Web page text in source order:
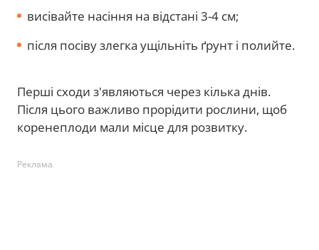
висівайте насіння на відстані 3-4 см;
після посіву злегка ущільніть ґрунт і полийте.
Перші сходи з'являються через кілька днів.
Після цього важливо прорідити рослини, щоб
коренеплоди мали місце для розвитку.
Реклама